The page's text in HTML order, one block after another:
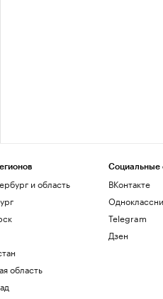
и область
область
Социальные
ВКонтакте
Telegram
Дзен